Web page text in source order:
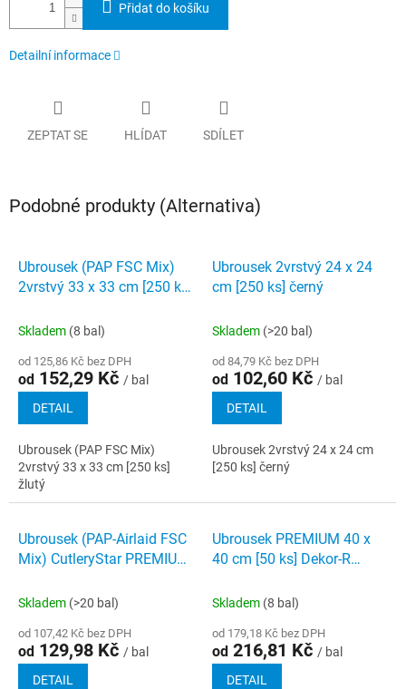
Přidat do košíku
Detailní informace
ZEPTAT SE HLÍDAT SDÍLET
Podobné produkty (Alternativa)
Ubrousek (PAP FSC Mix)
2vrstvý 33 x 33 cm [250 ks]
Skladem (8 bal)
od 125,86 Kč bez DPH
od 152,29 Kč / bal
DETAIL
Ubrousek (PAP FSC Mix)
2vrstvý 33 x 33 cm [250 ks]
žlutý
Ubrousek 2vrstvý 24 x 24
cm [250 ks] černý
Skladem (>20 bal)
od 84,79 Kč bez DPH
od 102,60 Kč / bal
DETAIL
Ubrousek 2vrstvý 24 x 24 cm
[250 ks] černý
Ubrousek (PAP-Airlaid FSC
Mix) CutleryStar PREMIUM
Skladem (>20 bal)
od 107,42 Kč bez DPH
od 129,98 Kč / bal
DETAIL
Ubrousek PREMIUM 40 x
40 cm [50 ks] Dekor-R
Skladem (8 bal)
od 179,18 Kč bez DPH
od 216,81 Kč / bal
DETAIL